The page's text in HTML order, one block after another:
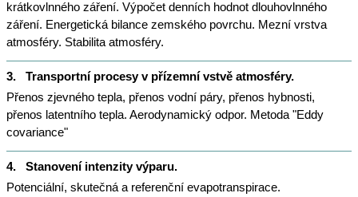
krátkovlnného záření. Výpočet denních hodnot dlouhovlnného
záření. Energetická bilance zemského povrchu. Mezní vrstva
atmosféry. Stabilita atmosféry.
3.
Transportní procesy v přízemní vstvě atmosféry.
Přenos zjevného tepla, přenos vodní páry, přenos hybnosti,
přenos latentního tepla. Aerodynamický odpor. Metoda "Eddy
covariance"
4.
Stanovení intenzity výparu.
Potenciální, skutečná a referenční evapotranspirace.